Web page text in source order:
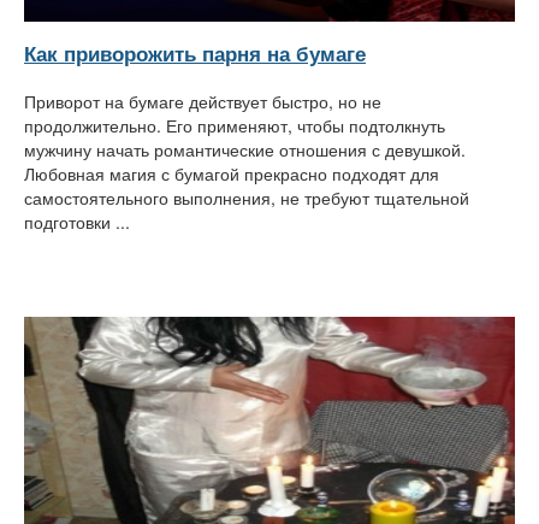
Как приворожить парня на бумаге
Приворот на бумаге действует быстро, но не
продолжительно. Его применяют, чтобы подтолкнуть
мужчину начать романтические отношения с девушкой.
Любовная магия с бумагой прекрасно подходят для
самостоятельного выполнения, не требуют тщательной
подготовки ...